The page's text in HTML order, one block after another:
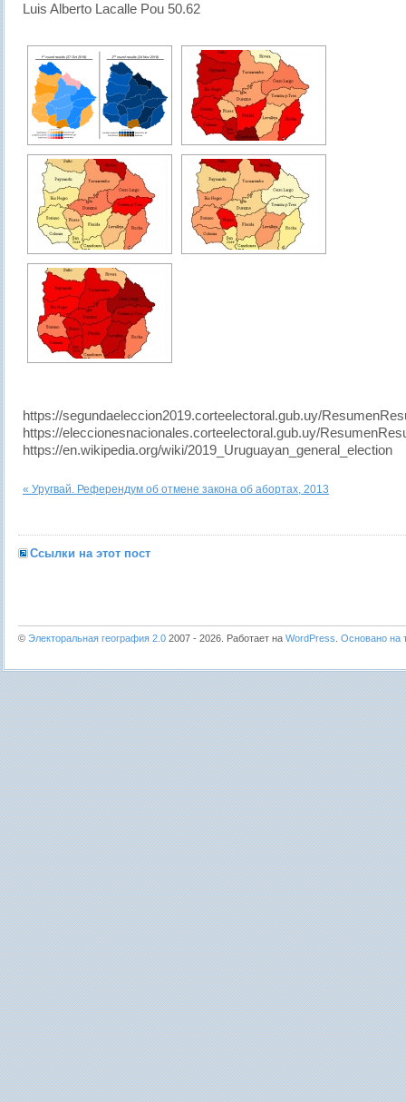
Luis Alberto Lacalle Pou 50.62
https://segundaeleccion2019.corteelectoral.gub.uy/
https://eleccionesnacionales.corteelectoral.gub.uy/
https://en.wikipedia.org/wiki/2019_Uruguayan_general_election
« Уругвай. Референдум об отмене закона об абортах, 2013
Ссылки на этот пост
© Электоральная география 2.0 2007 - 2026. Работает на WordPress Основано на